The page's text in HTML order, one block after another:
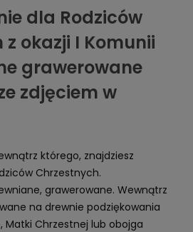
dla Rodziców
okazji I Komunii
grawerowane
zdjęciem w
którego, znajdziesz
Chrzestnych.
grawerowane. Wewnątrz
na drewnie podziękowania
Matki Chrzestnej lub obojga